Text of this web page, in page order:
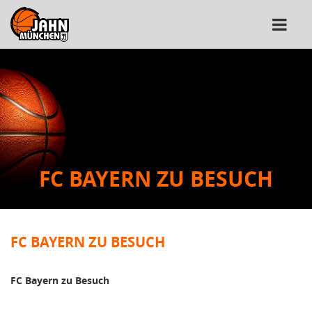
FC BAYERN ZU BESUCH
FC BAYERN ZU BESUCH
FC Bayern zu Besuch